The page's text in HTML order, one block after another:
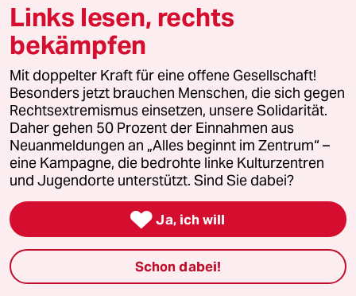
18.09.2024,20:36 Uhr
"Hardcore-Antifa"?! Ernsthaft? Gegen die
faschistische AfD kann Antifaschismus gar
nicht Hardcore genug sein. Mit weichgespülter
Politik gewinnt man gegen diese
Menschenfeinde und Antidemokraten
jedenfalls keinen Blumentopf. Appeasement
hat schon bei Hitler nicht funktioniert.
NR Nafets Rehcsif
20:31 Uhr
Jein. Also wenn es "politisch Unklug" ist, dann
aber bitte nicht im Zusammenhang mit der
Justiz.
Links lesen, rechts
bekämpfen
Mit doppelter Kraft für eine offene Gesellschaft!
Besonders jetzt brauchen Menschen, die sich gegen
Rechtsextremismus einsetzen, unsere Solidarität.
Daher gehen 50 Prozent der Einnahmen aus
Neuanmeldungen an „Alles beginnt im Zentrum“ –
eine Kampagne, die bedrohte linke Kulturzentren
und Jugendorte unterstützt. Sind Sie dabei?
 Ja, ich will
Schon dabei!